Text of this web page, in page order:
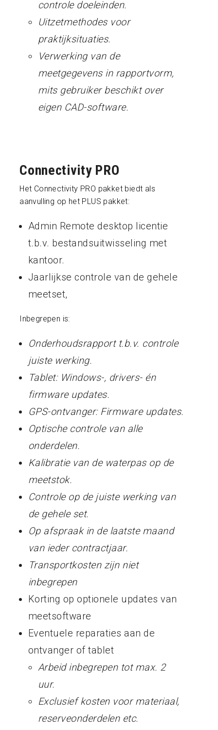
controle doeleinden.
Uitzetmethodes voor
praktijksituaties.
Verwerking van de
meetgegevens in rapportvorm,
mits gebruiker beschikt over
eigen CAD-software.
Connectivity PRO
Het Connectivity PRO pakket biedt als
aanvulling op het PLUS pakket:
Admin Remote desktop licentie
t.b.v. bestandsuitwisseling met
kantoor.
Jaarlijkse controle van de gehele
meetset,
Inbegrepen is:
Onderhoudsrapport t.b.v. controle
juiste werking.
Tablet: Windows-, drivers- én
firmware updates.
GPS-ontvanger: Firmware updates.
Optische controle van alle
onderdelen.
Kalibratie van de waterpas op de
meetstok.
Controle op de juiste werking van
de gehele set.
Op afspraak in de laatste maand
van ieder contractjaar.
Transportkosten zijn niet
inbegrepen
Korting op optionele updates van
meetsoftware
Eventuele reparaties aan de
ontvanger of tablet
Arbeid inbegrepen tot max. 2
uur.
Exclusief kosten voor materiaal,
reserveonderdelen etc.